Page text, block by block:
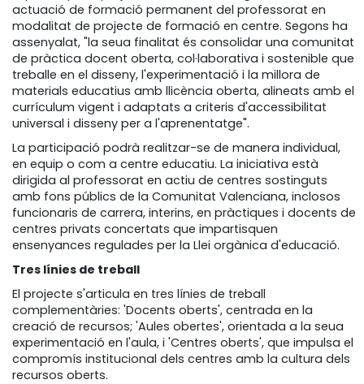
actuació de formació permanent del professorat en
modalitat de projecte de formació en centre. Segons ha
assenyalat, "la seua finalitat és consolidar una comunitat
de pràctica docent oberta, col·laborativa i sostenible que
treballe en el disseny, l'experimentació i la millora de
materials educatius amb llicència oberta, alineats amb el
currículum vigent i adaptats a criteris d'accessibilitat
universal i disseny per a l'aprenentatge".
La participació podrà realitzar-se de manera individual,
en equip o com a centre educatiu. La iniciativa està
dirigida al professorat en actiu de centres sostinguts
amb fons públics de la Comunitat Valenciana, inclosos
funcionaris de carrera, interins, en pràctiques i docents de
centres privats concertats que impartisquen
ensenyances regulades per la Llei orgànica d'educació.
Tres línies de treball
El projecte s'articula en tres línies de treball
complementàries: 'Docents oberts', centrada en la
creació de recursos; 'Aules obertes', orientada a la seua
experimentació en l'aula, i 'Centres oberts', que impulsa el
compromís institucional dels centres amb la cultura dels
recursos oberts.